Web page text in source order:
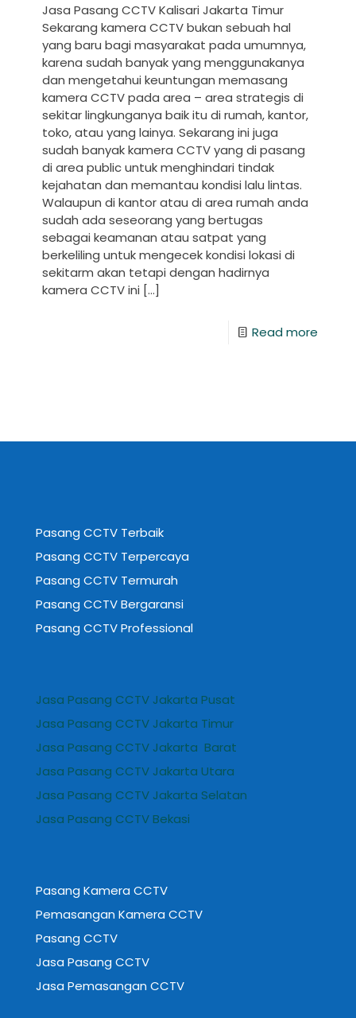
Jasa Pasang CCTV Kalisari Jakarta Timur
Sekarang kamera CCTV bukan sebuah hal
yang baru bagi masyarakat pada umumnya,
karena sudah banyak yang menggunakanya
dan mengetahui keuntungan memasang
kamera CCTV pada area – area strategis di
sekitar lingkunganya baik itu di rumah, kantor,
toko, atau yang lainya. Sekarang ini juga
sudah banyak kamera CCTV yang di pasang
di area public untuk menghindari tindak
kejahatan dan memantau kondisi lalu lintas.
Walaupun di kantor atau di area rumah anda
sudah ada seseorang yang bertugas
sebagai keamanan atau satpat yang
berkeliling untuk mengecek kondisi lokasi di
sekitarm akan tetapi dengan hadirnya
kamera CCTV ini […]
Read more
Pasang CCTV Terbaik
Pasang CCTV Terpercaya
Pasang CCTV Termurah
Pasang CCTV Bergaransi
Pasang CCTV Professional
Jasa Pasang CCTV Jakarta Pusat
Jasa Pasang CCTV Jakarta Timur
Jasa Pasang CCTV Jakarta Barat
Jasa Pasang CCTV Jakarta Utara
Jasa Pasang CCTV Jakarta Selatan
Jasa Pasang CCTV Bekasi
Pasang Kamera CCTV
Pemasangan Kamera CCTV
Pasang CCTV
Jasa Pasang CCTV
Jasa Pemasangan CCTV